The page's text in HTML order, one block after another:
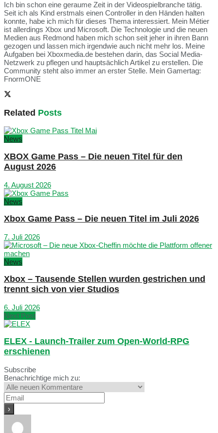
Ich bin schon eine geraume Zeit in der Videospielbranche tätig.
Seit ich als Kind erstmals einen Controller in den Händen halten
konnte, habe ich mich für dieses Thema interessiert. Mein Métier
ist allerdings Xbox und Microsoft. Die Technologie und die neuen
Medien aus Redmond haben mich schon seit jeher in ihren Bann
gezogen und lassen mich irgendwie auch nicht mehr los. Meine
Aufgaben bei Xboxmedia.de bestehen darin, das Social Media-
Netzwerk zu pflegen und hauptsächlich Artikel zu erstellen. Die
Community steht also immer an erster Stelle. Mein Gamertag:
FnormONE
Related Posts
News
XBOX Game Pass – Die neuen Titel für den
August 2026
4. August 2026
News
Xbox Game Pass – Die neuen Titel im Juli 2026
7. Juli 2026
News
Xbox – Tausende Stellen wurden gestrichen und
trennt sich von vier Studios
6. Juli 2026
Next Post
ELEX - Launch-Trailer zum Open-World-RPG
erschienen
Subscribe
Benachrichtige mich zu: